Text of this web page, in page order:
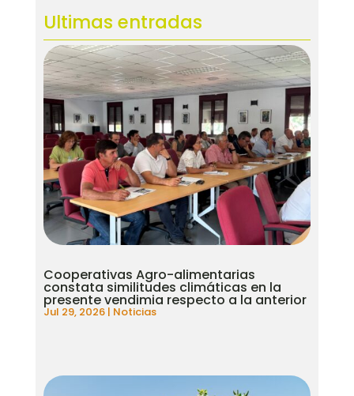
Ultimas entradas
Cooperativas Agro-alimentarias
constata similitudes climáticas en la
presente vendimia respecto a la anterior
Jul 29, 2026| Noticias